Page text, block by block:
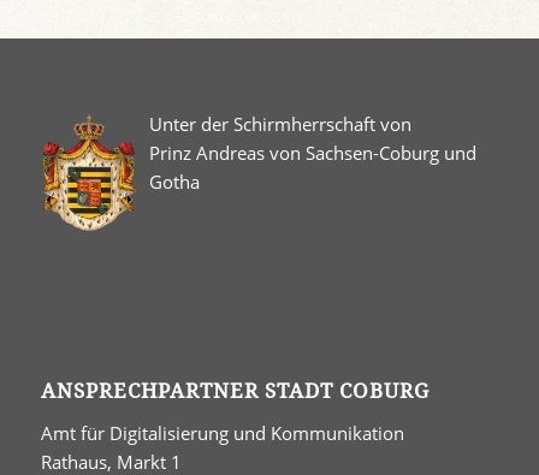
Unter der Schirmherrschaft von
Prinz Andreas von Sachsen-Coburg und
Gotha
ANSPRECHPARTNER STADT COBURG
Amt für Digitalisierung und Kommunikation
Rathaus, Markt 1